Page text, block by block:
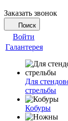
Заказать звонок
Поиск
Войти
Галантерея
Для
стрельбы
Кобуры